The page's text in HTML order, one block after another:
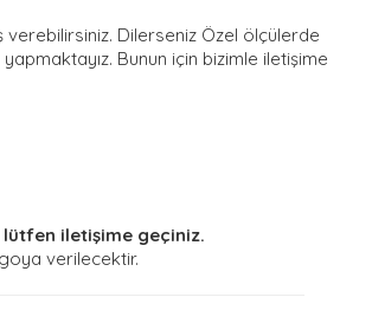
Dilerseniz Özel ölçülerde
Bunun için bizimle iletişime
iletişime geçiniz.
verilecektir.